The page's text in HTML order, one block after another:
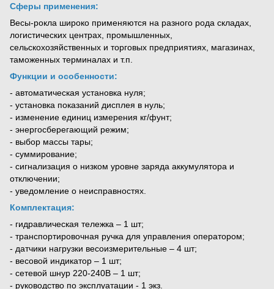
Сферы применения:
Весы-рокла широко применяются на разного рода складах,
логистических центрах, промышленных,
сельскохозяйственных и торговых предприятиях, магазинах,
таможенных терминалах и т.п.
Функции и особенности:
- автоматическая установка нуля;
- установка показаний дисплея в нуль;
- изменение единиц измерения кг/фунт;
- энергосберегающий режим;
- выбор массы тары;
- суммирование;
- сигнализация о низком уровне заряда аккумулятора и
отключении;
- уведомление о неисправностях.
Комплектация:
- гидравлическая тележка – 1 шт;
- транспортировочная ручка для управления оператором;
- датчики нагрузки весоизмерительные – 4 шт;
- весовой индикатор – 1 шт;
- сетевой шнур 220-240В – 1 шт;
- руководство по эксплуатации - 1 экз.